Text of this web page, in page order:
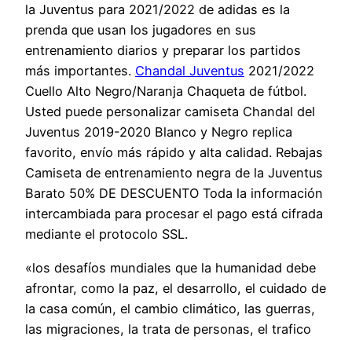
la Juventus para 2021/2022 de adidas es la
prenda que usan los jugadores en sus
entrenamiento diarios y preparar los partidos
más importantes. Chandal Juventus 2021/2022
Cuello Alto Negro/Naranja Chaqueta de fútbol.
Usted puede personalizar camiseta Chandal del
Juventus 2019-2020 Blanco y Negro replica
favorito, envío más rápido y alta calidad. Rebajas
Camiseta de entrenamiento negra de la Juventus
Barato 50% DE DESCUENTO Toda la información
intercambiada para procesar el pago está cifrada
mediante el protocolo SSL.
«los desafíos mundiales que la humanidad debe
afrontar, como la paz, el desarrollo, el cuidado de
la casa común, el cambio climático, las guerras,
las migraciones, la trata de personas, el trafico